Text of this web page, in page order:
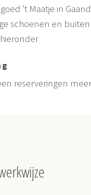
’t Maatje in
schoenen en
reserveringen